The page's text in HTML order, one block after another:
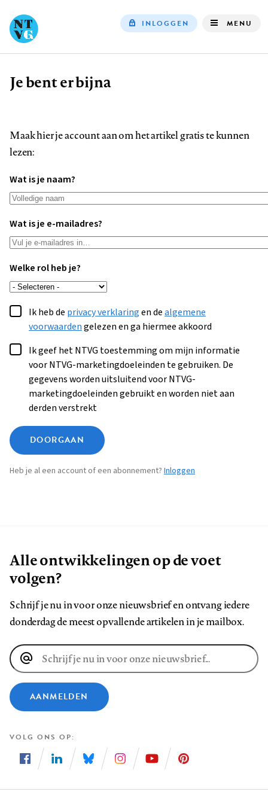
INLOGGEN MENU
Kruimelpad
Je bent er bijna
Maak hier je account aan om het artikel gratis te kunnen
lezen:
Wat is je naam?
Wat is je e-mailadres?
Welke rol heb je?
Ik heb de privacy verklaringen dealgemene
voorwaardengelezen en ga hiermee akkoord
Ik geef het NTVG toestemming om mijn informatie
voor NTVG-marketingdoeleinden te gebruiken. De
gegevens worden uitsluitend voor NTVG-
marketingdoeleinden gebruikt en worden niet aan
derden verstrekt
DOORGAAN
Heb je al een account of een abonnement? Inloggen
Alle ontwikkelingen op de voet
volgen?
Schrijf je nu in voor onze nieuwsbrief en ontvang iedere
donderdag de meest opvallende artikelen in je mailbox.
E-
mailadres
AANMELDEN
VOLG ONS OP
ons
ons
ons
ons
ons
ons